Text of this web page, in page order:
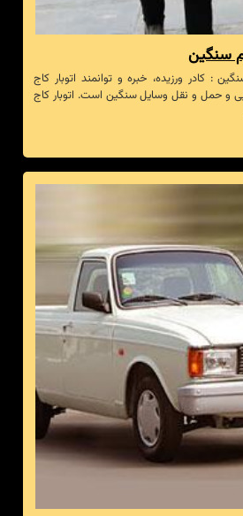
سنگین
: کادر ورزیده، خبره و توانمند اتوبار کاج
و حمل و نقل وسایل سنگین است. اتوبار کاج